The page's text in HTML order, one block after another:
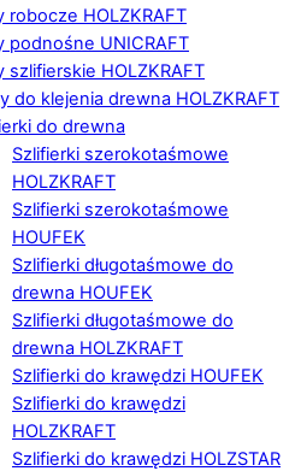
robocze HOLZKRAFT
podnośne UNICRAFT
szlifierskie HOLZKRAFT
do klejenia drewna HOLZKRAFT
do drewna
Szlifierki szerokotaśmowe
HOLZKRAFT
Szlifierki szerokotaśmowe
HOUFEK
Szlifierki długotaśmowe do
drewna HOUFEK
Szlifierki długotaśmowe do
drewna HOLZKRAFT
Szlifierki do krawędzi HOUFEK
Szlifierki do krawędzi
HOLZKRAFT
Szlifierki do krawędzi HOLZSTAR